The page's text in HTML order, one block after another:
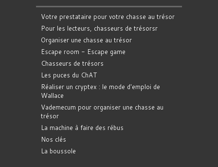
Votre prestataire pour votre chasse au trésor
Pour les lecteurs, chasseurs de trésorsr
Organiser une chasse au trésor
Escape room - Escape game
Chasseurs de trésors
Les puces du ChAT
Réaliser un cryptex : le mode d'emploi de
Wallace
Vademecum pour organiser une chasse au
trésor
La machine à faire des rébus
Nos clés
La boussole